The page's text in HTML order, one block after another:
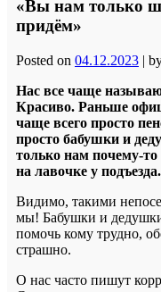
«Вы нам только
придём»
Posted on 04.12.2023 |
Нас все чаще
Красиво. Раньше
чаще всего просто
просто бабушки и
только нам почему-то
на лавочке у подъезда.
Видимо, такими
мы! Бабушки и
помочь кому трудно,
страшно.
О нас часто пишут